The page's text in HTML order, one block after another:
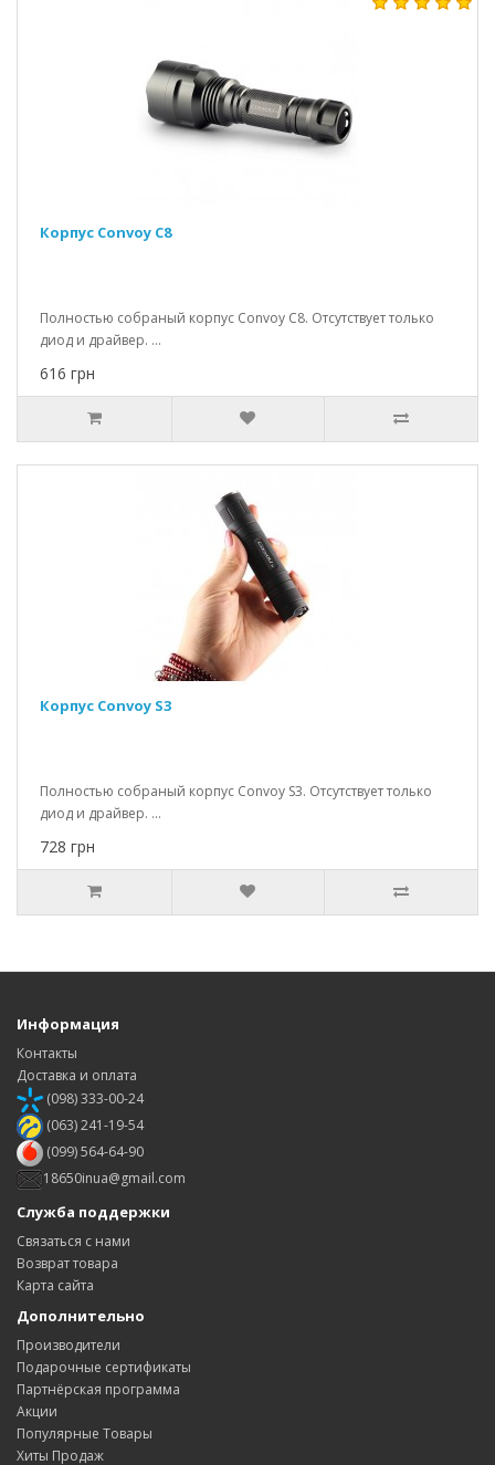
Корпус Convoy C8
Полностью собраный корпус Convoy C8. Отсутствует только
диод и драйвер. ...
616 грн
Корпус Convoy S3
Полностью собраный корпус Convoy S3. Отсутствует только
диод и драйвер. ...
728 грн
Информация
Контакты
Доставка и оплата
(098) 333-00-24
(063) 241-19-54
(099) 564-64-90
18650inua@gmail.com
Служба поддержки
Связаться с нами
Возврат товара
Карта сайта
Дополнительно
Производители
Подарочные сертификаты
Партнёрская программа
Акции
Популярные Товары
Хиты Продаж